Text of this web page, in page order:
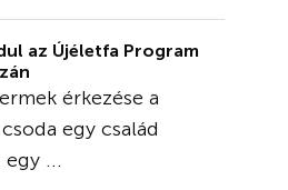
az Újéletfa Program
érkezése a
egy család
...